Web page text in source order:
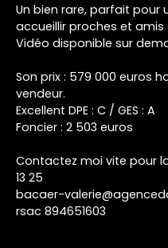
Un bien rare, parfait pour
accueillir proches et
Vidéo disponible sur
Son prix : 579 000 euros
vendeur.
Excellent DPE : C / GES : A
Foncier : 2 503 euros
Contactez moi vite pour
13 25
bacaer-
rsac 894651603